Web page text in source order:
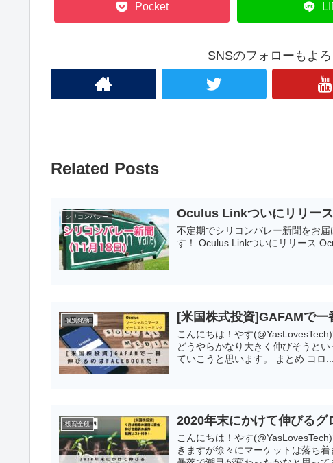
Pocket
SNSのフォローもよ
Related Posts
シリコンバレー Oculus Linkついにリリー
不定期でシリコンバレー新聞をお
す！ Oculus Linkついにリリース
個別銘柄 [米国株式投資]GAFAMで一
こんにちは！やす
どうやらかなり大きく伸びそうと
ていこうと思います。 まとめ コロ...
投資全般 2020年末にかけて伸びるグ
こんにちは！やす
きますが徐々にマーケットは落ち